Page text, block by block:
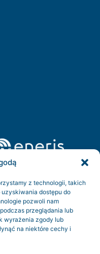
z technologii, takich
dostępu do
pozwoli nam
przeglądania lub
wyrażenia zgody lub
na niektóre cechy i